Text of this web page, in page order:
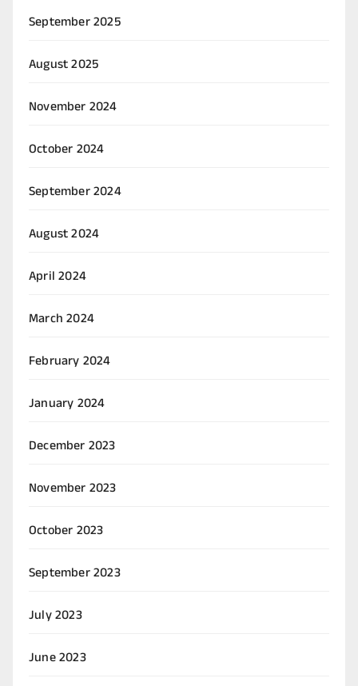
September 2025
August 2025
November 2024
October 2024
September 2024
August 2024
April 2024
March 2024
February 2024
January 2024
December 2023
November 2023
October 2023
September 2023
July 2023
June 2023